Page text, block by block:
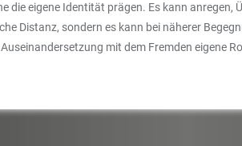
eigene Identität prägen. Es kann anregen,
Distanz, sondern es kann bei näherer
mit dem Fremden eigene